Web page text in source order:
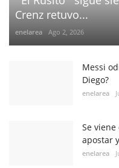
Crenz retuvo...
enelarea Ago 2, 2026
Messi
Diego?
enelarea
Se
apostar
enelarea